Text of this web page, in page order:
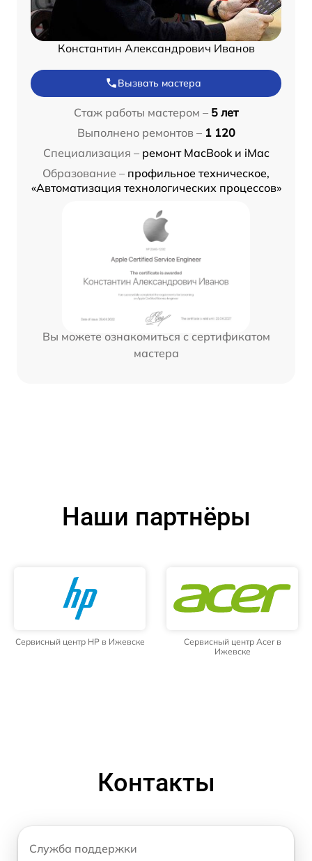
Константин Александрович Иванов
Вызвать мастера
Стаж работы мастером – 5 лет
Выполнено ремонтов – 1 120
Специализация – ремонт MacBook и iMac
Образование – профильное техническое,
«Автоматизация технологических процессов»
Вы можете ознакомиться с сертификатом
мастера
Наши партнёры
Сервисный центр HP в Ижевске
Сервисный центр Acer в
Ижевске
Контакты
Служба поддержки